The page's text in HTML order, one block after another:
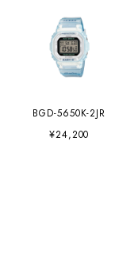
BGD-5650K-2JR
¥24,200